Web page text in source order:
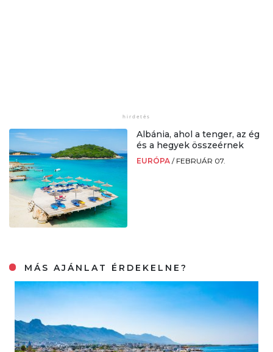
Albánia, ahol a tenger, az ég
és a hegyek összeérnek
EURÓPA / FEBRUÁR 07.
MÁS AJÁNLAT ÉRDEKELNE?